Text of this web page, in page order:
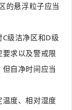
的悬浮粒子应当
C级洁净区和D级
求以及警戒限
自净时间应当
温度、相对湿度